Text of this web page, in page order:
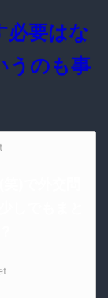
必要はな
うのも事